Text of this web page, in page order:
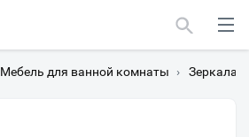
Мебель для ванной комнаты › Зеркала